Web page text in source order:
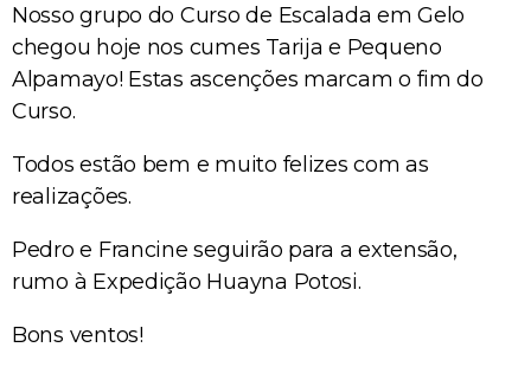
Nosso grupo do Curso de Escalada em Gelo
chegou hoje nos cumes Tarija e Pequeno
Alpamayo! Estas ascenções marcam o fim do
Curso.
Todos estão bem e muito felizes com as
realizações.
Pedro e Francine seguirão para a extensão,
rumo à Expedição Huayna Potosi.
Bons ventos!